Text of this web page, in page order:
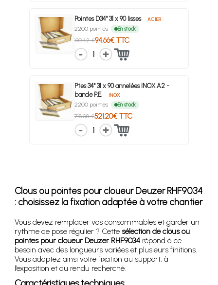
Pointes D34° 31 x 90 lisses ACIER
2200 pointes En stock
130.42 €94.66€ TTC
1
Ptes 34° 31 x 90 annelées INOX A2 -
bande P.E.
INOX
2200 pointes En stock
718.08 €521.20€ TTC
1
Clous ou pointes pour cloueur Deuzer RHF9034
: choisissez la fixation adaptée à votre chantier
Vous devez remplacer vos consommables et garder un
rythme de pose régulier ? Cette sélection de clous ou
pointes pour cloueur Deuzer RHF9034 répond à ce
besoin avec des longueurs variées et plusieurs finitions.
Vous adaptez ainsi votre fixation au support, à
l’exposition et au rendu recherché.